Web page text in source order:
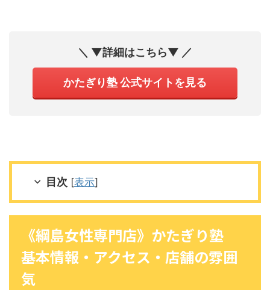
＼ ▼詳細はこちら▼ ／
かたぎり塾 公式サイトを見る
目次 [表示]
《綱島女性専門店》かたぎり塾
基本情報・アクセス・店舗の雰囲
気